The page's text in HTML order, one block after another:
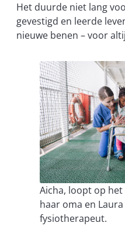
Het duurde niet lang
gevestigd en leerde
nieuwe benen – voor
Aicha, loopt op
haar oma en
fysiotherapeut.